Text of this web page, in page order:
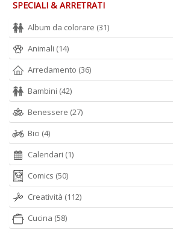
SPECIALI & ARRETRATI
Album da colorare (31)
Animali (14)
Arredamento (36)
Bambini (42)
Benessere (27)
Bici (4)
Calendari (1)
Comics (50)
Creatività (112)
Cucina (58)